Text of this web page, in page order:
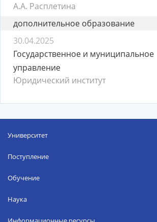
А.А. Расплетина
дополнительное образование
30.04.2025
Государственное и муниципальное
управление
Юридический институт
Университет
Поступление
Обучение
Наука